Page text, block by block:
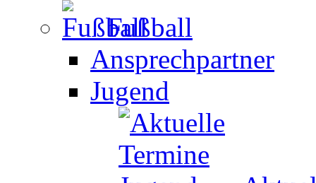
Fußball
Ansprechpartner
Jugend